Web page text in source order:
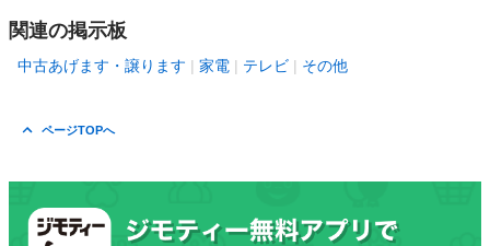
関連の掲示板
中古あげます・譲ります 家電 テレビ その他
ページTOPへ